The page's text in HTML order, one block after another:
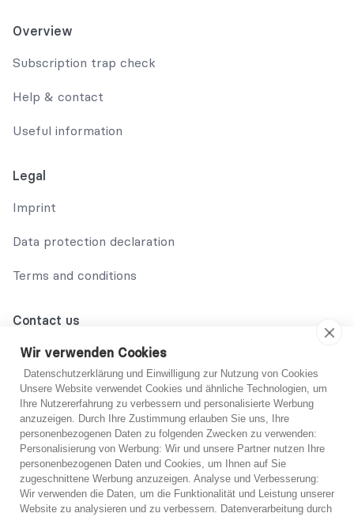
You are not sure?
If you are unsure, you can get free advice from one
Overview
Subscription trap check
Help & contact
Useful information
Legal
Imprint
Data protection declaration
Terms and conditions
Contact us
02131 708 42 70
support@abo-hilfe.de
© 2021 abo-hilfe.de
*Note: abo-hilfe.de serves as an informative website. The
consumer receives information and tips and tricks on the
Wir verwenden Cookies
Datenschutzerklärung und Einwilligung zur Nutzung von Cookies
Unsere Website verwendet Cookies und ähnliche Technologien, um
Ihre Nutzererfahrung zu verbessern und personalisierte Werbung
anzuzeigen. Durch Ihre Zustimmung erlauben Sie uns, Ihre
personenbezogenen Daten zu folgenden Zwecken zu verwenden:
Personalisierung von Werbung: Wir und unsere Partner nutzen Ihre
personenbezogenen Daten und Cookies, um Ihnen auf Sie
zugeschnittene Werbung anzuzeigen. Analyse und Verbesserung:
Wir verwenden die Daten, um die Funktionalität und Leistung unserer
Website zu analysieren und zu verbessern. Datenverarbeitung durch